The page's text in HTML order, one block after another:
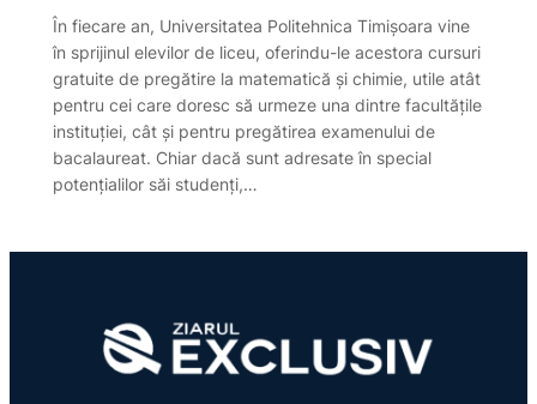
În fiecare an, Universitatea Politehnica Timișoara vine
în sprijinul elevilor de liceu, oferindu-le acestora cursuri
gratuite de pregătire la matematică și chimie, utile atât
pentru cei care doresc să urmeze una dintre facultățile
instituției, cât și pentru pregătirea examenului de
bacalaureat. Chiar dacă sunt adresate în special
potențialilor săi studenți,…